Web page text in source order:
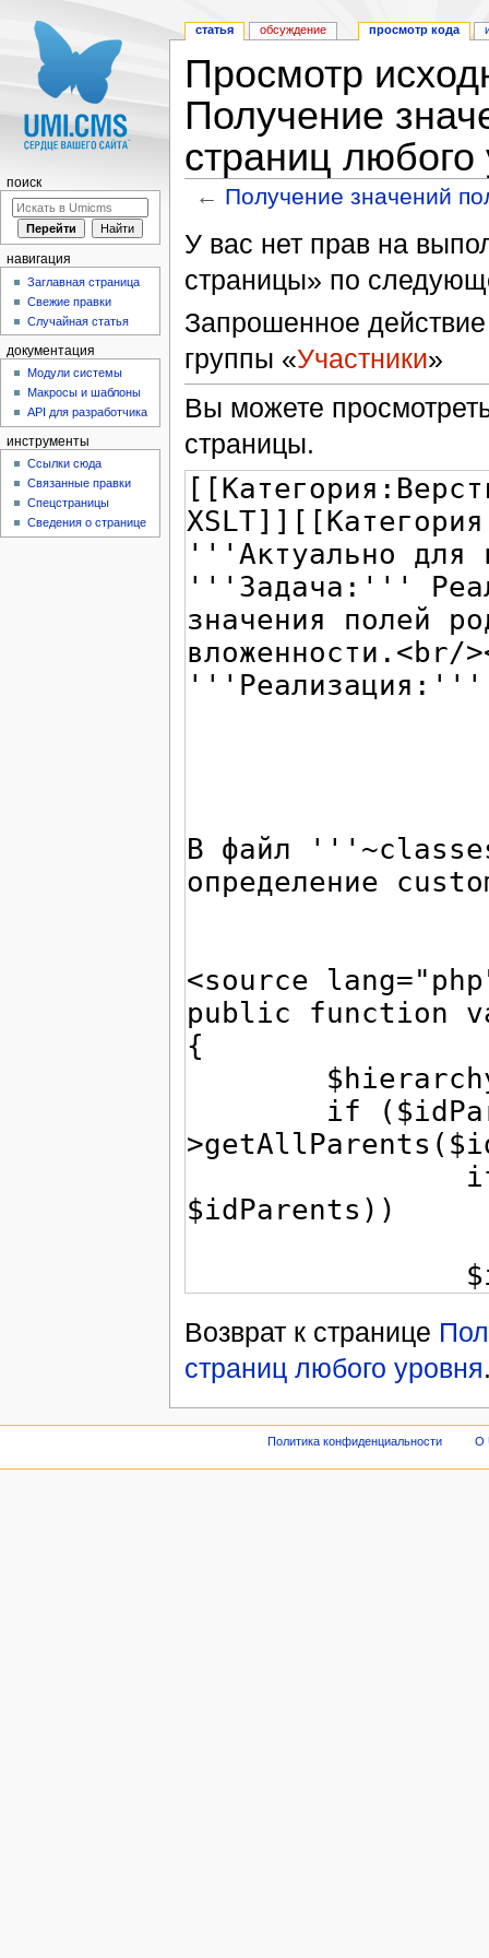
Просмотр
Получение
страниц любого
← Получение значений
У вас нет прав на
страницы» по
Запрошенное действие
группы «Участники»
Вы можете
страницы.
Возврат к странице
страниц любого уровня
статья обсуждение просмотр кода
поиск
навигация
Заглавная страница
Свежие правки
Случайная статья
документация
Модули системы
Макросы и шаблоны
API для разработчика
инструменты
Ссылки сюда
Связанные правки
Спецстраницы
Сведения о странице
Политика конфиденциальности О